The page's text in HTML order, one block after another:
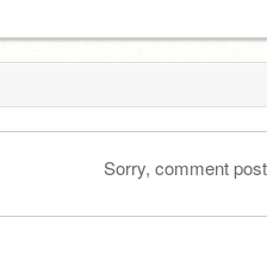
Sorry, comment